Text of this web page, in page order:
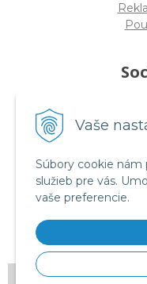
Vaše
Súbory cookie nám
služieb pre vás.
vaše preferencie.
© 2026 RM tes •tvorba